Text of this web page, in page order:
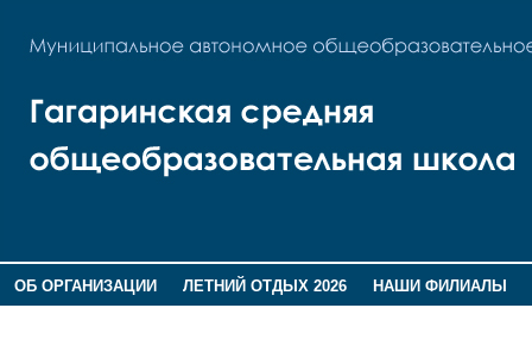
ОБ ОРГАНИЗАЦИИ ЛЕТНИЙ ОТДЫХ 2026
НАШИ ФИЛИАЛЫ